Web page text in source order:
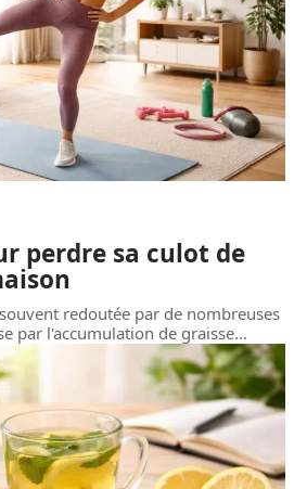
perdre sa culot de
redoutée par de nombreuses
par l'accumulation de graisse…